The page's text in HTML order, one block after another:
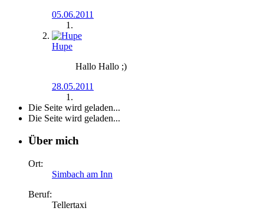
05.06.2011
Hupe
Hallo Hallo ;)
28.05.2011
Die Seite wird geladen...
Die Seite wird geladen...
Über mich
Ort:
Simbach am Inn
Beruf:
Tellertaxi